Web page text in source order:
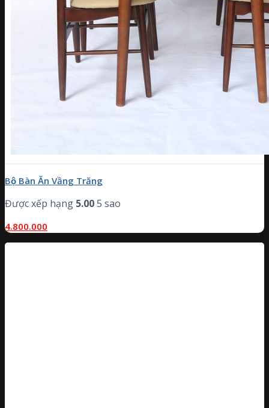
Bộ Bàn Ăn Vầng Trăng
Được xếp hạng 5.005 sao
4.800.000